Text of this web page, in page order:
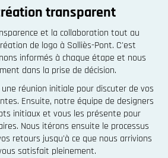
transparent
et la collaboration tout au
de logo à Solliès-Pont. C'est
informés à chaque étape et nous
dans la prise de décision.
réunion initiale pour discuter de vos
Ensuite, notre équipe de designers
initiaux et vous les présente pour
Nous itérons ensuite le processus
retours jusqu'à ce que nous arrivions
satisfait pleinement.